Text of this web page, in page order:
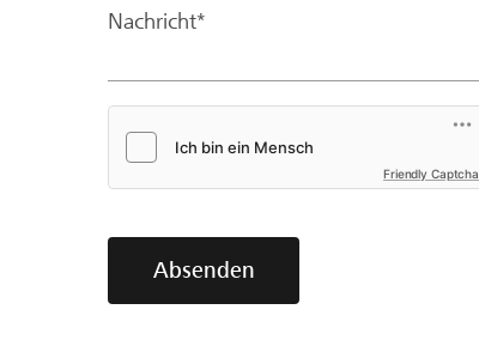
Nachricht*
Friendly Captcha
Absenden